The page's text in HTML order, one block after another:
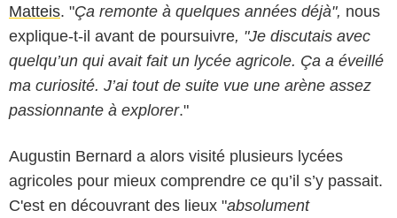
Matteis. "Ça remonte à quelques années déjà", nous
explique-t-il avant de poursuivre, "Je discutais avec
quelqu’un qui avait fait un lycée agricole. Ça a éveillé
ma curiosité. J’ai tout de suite vue une arène assez
passionnante à explorer."
Augustin Bernard a alors visité plusieurs lycées
agricoles pour mieux comprendre ce qu’il s’y passait.
C'est en découvrant des lieux "absolument